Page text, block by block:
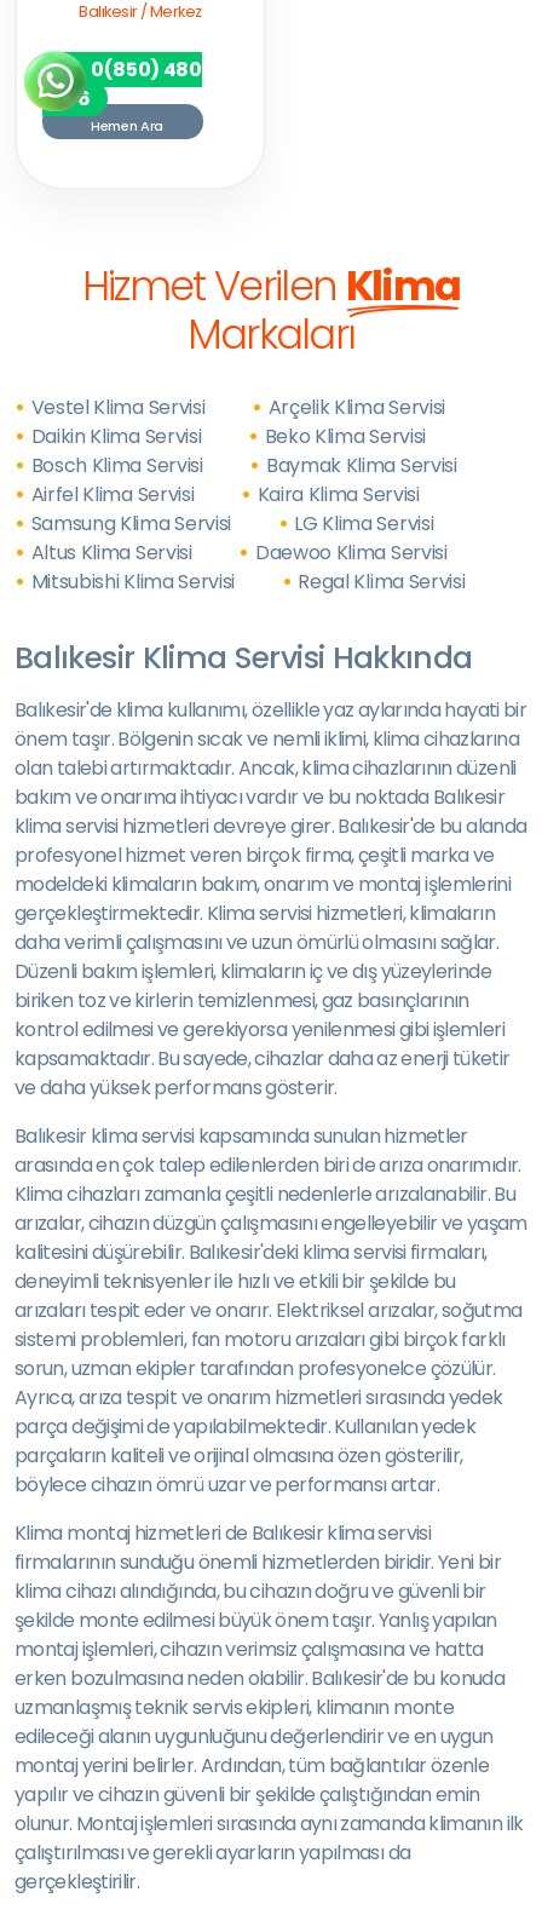
Balıkesir / Merkez
0(850) 480
7256
Hemen Ara
Hizmet Verilen Klima
Markaları
Vestel Klima Servisi
Arçelik Klima Servisi
Daikin Klima Servisi
Beko Klima Servisi
Bosch Klima Servisi
Baymak Klima Servisi
Airfel Klima Servisi
Kaira Klima Servisi
Samsung Klima Servisi
LG Klima Servisi
Altus Klima Servisi
Daewoo Klima Servisi
Mitsubishi Klima Servisi
Regal Klima Servisi
Balıkesir Klima Servisi Hakkında
Balıkesir'de klima kullanımı, özellikle yaz aylarında hayati bir
önem taşır. Bölgenin sıcak ve nemli iklimi, klima cihazlarına
olan talebi artırmaktadır. Ancak, klima cihazlarının düzenli
bakım ve onarıma ihtiyacı vardır ve bu noktada Balıkesir
klima servisi hizmetleri devreye girer. Balıkesir'de bu alanda
profesyonel hizmet veren birçok firma, çeşitli marka ve
modeldeki klimaların bakım, onarım ve montaj işlemlerini
gerçekleştirmektedir. Klima servisi hizmetleri, klimaların
daha verimli çalışmasını ve uzun ömürlü olmasını sağlar.
Düzenli bakım işlemleri, klimaların iç ve dış yüzeylerinde
biriken toz ve kirlerin temizlenmesi, gaz basınçlarının
kontrol edilmesi ve gerekiyorsa yenilenmesi gibi işlemleri
kapsamaktadır. Bu sayede, cihazlar daha az enerji tüketir
ve daha yüksek performans gösterir.
Balıkesir klima servisi kapsamında sunulan hizmetler
arasında en çok talep edilenlerden biri de arıza onarımıdır.
Klima cihazları zamanla çeşitli nedenlerle arızalanabilir. Bu
arızalar, cihazın düzgün çalışmasını engelleyebilir ve yaşam
kalitesini düşürebilir. Balıkesir'deki klima servisi firmaları,
deneyimli teknisyenler ile hızlı ve etkili bir şekilde bu
arızaları tespit eder ve onarır. Elektriksel arızalar, soğutma
sistemi problemleri, fan motoru arızaları gibi birçok farklı
sorun, uzman ekipler tarafından profesyonelce çözülür.
Ayrıca, arıza tespit ve onarım hizmetleri sırasında yedek
parça değişimi de yapılabilmektedir. Kullanılan yedek
parçaların kaliteli ve orijinal olmasına özen gösterilir,
böylece cihazın ömrü uzar ve performansı artar.
Klima montaj hizmetleri de Balıkesir klima servisi
firmalarının sunduğu önemli hizmetlerden biridir. Yeni bir
klima cihazı alındığında, bu cihazın doğru ve güvenli bir
şekilde monte edilmesi büyük önem taşır. Yanlış yapılan
montaj işlemleri, cihazın verimsiz çalışmasına ve hatta
erken bozulmasına neden olabilir. Balıkesir'de bu konuda
uzmanlaşmış teknik servis ekipleri, klimanın monte
edileceği alanın uygunluğunu değerlendirir ve en uygun
montaj yerini belirler. Ardından, tüm bağlantılar özenle
yapılır ve cihazın güvenli bir şekilde çalıştığından emin
olunur. Montaj işlemleri sırasında aynı zamanda klimanın ilk
çalıştırılması ve gerekli ayarların yapılması da
gerçekleştirilir.